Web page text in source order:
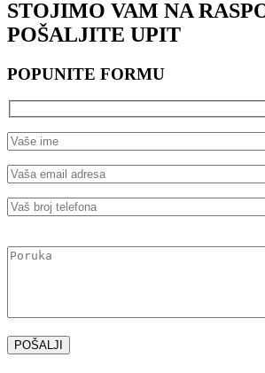
STOJIMO VAM NA
POŠALJITE UPIT
POPUNITE FORMU
leave